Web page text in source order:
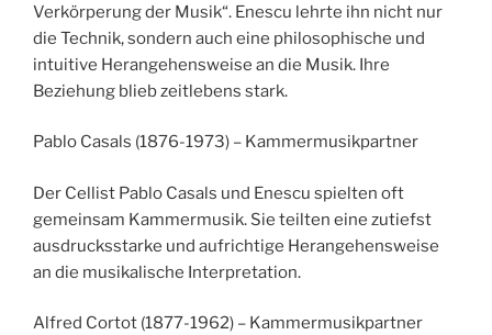
Verkörperung der Musik“. Enescu lehrte ihn nicht nur
die Technik, sondern auch eine philosophische und
intuitive Herangehensweise an die Musik. Ihre
Beziehung blieb zeitlebens stark.
Pablo Casals (1876-1973) – Kammermusikpartner
Der Cellist Pablo Casals und Enescu spielten oft
gemeinsam Kammermusik. Sie teilten eine zutiefst
ausdrucksstarke und aufrichtige Herangehensweise
an die musikalische Interpretation.
Alfred Cortot (1877-1962) – Kammermusikpartner